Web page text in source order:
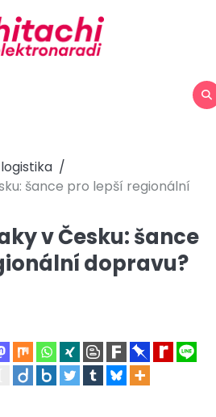
šance pro lepší regionální
v Česku: šance
dopravu?